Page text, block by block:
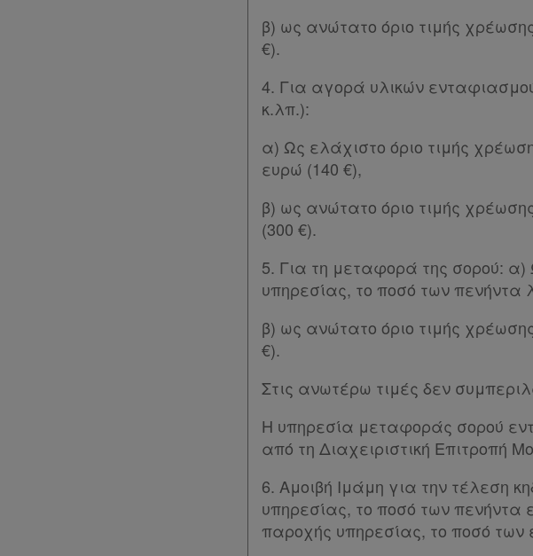
β) ως ανώτατο όριο τιμής
€).
4. Για αγορά υλικών
κ.λπ.):
α) Ως ελάχιστο όριο τιμής
ευρώ (140 €),
β) ως ανώτατο όριο τιμής
(300 €).
5. Για τη μεταφορά της σορού:
υπηρεσίας, το ποσό των πενήντα
β) ως ανώτατο όριο τιμής
€).
Στις ανωτέρω τιμές δεν
Η υπηρεσία μεταφοράς σορού
από τη Διαχειριστική Επιτροπή
6. Αμοιβή Ιμάμη για την τέλεση
υπηρεσίας, το ποσό των πενήντα
παροχής υπηρεσίας, το ποσό των